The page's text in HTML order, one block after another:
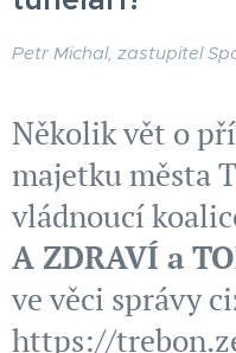
Petr Michal, zastupitel
Několik vět o
majetku města
vládnoucí
A ZDRAVÍ a
ve věci správy
https://